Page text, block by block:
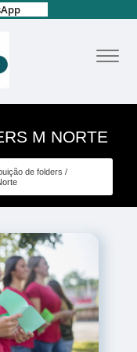
M NORTE
de folders